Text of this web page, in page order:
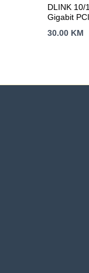
DLINK 10/
Gigabit
30.00 KM